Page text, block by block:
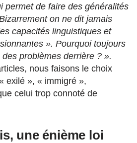
permet de faire des généralités
on ne dit jamais
capacités linguistiques et
». Pourquoi toujours
problèmes derrière ? ».
nous faisons le choix
exilé », « immigré »,
celui trop connoté de
une énième loi